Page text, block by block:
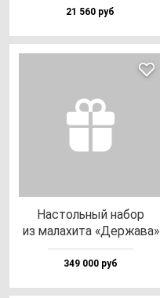
21 560 руб
Нас­толь­ный на­бор
из ма­ла­хи­та «Дер­жа­ва»
349 000 руб